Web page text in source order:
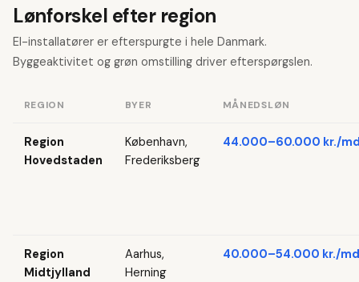
Lønforskel efter region
El-installatører er efterspurgte i hele Danmark.
Byggeaktivitet og grøn omstilling driver efterspørgslen.
REGION BYER MÅNEDSLØN
Region
Hovedstaden
København,
Frederiksberg
44.000–60.000 kr./
Region
Midtjylland
Aarhus,
Herning
40.000–54.000 kr./